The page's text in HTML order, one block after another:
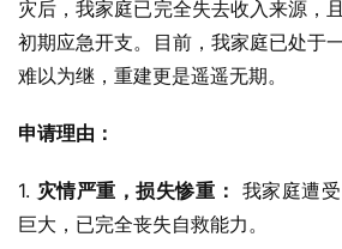
灾后，我家庭已完全失去收入来源，
初期应急开支。目前，我家庭已处于
难以为继，重建更是遥遥无期。
申请理由：
1. 灾情严重，损失惨重： 我家庭遭
巨大，已完全丧失自救能力。